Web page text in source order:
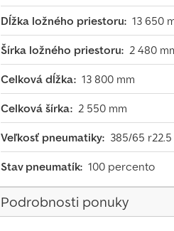
Dĺžka ložného priestoru: 13 650
Šírka ložného priestoru: 2 480
Celková dĺžka: 13 800 mm
Celková šírka: 2 550 mm
Veľkosť pneumatiky: 385/65 r22.5
Stav pneumatík: 100 percento
Podrobnosti ponuky